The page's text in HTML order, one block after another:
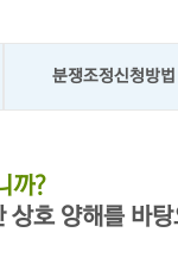
분쟁조정신청방법
까?
상호 양해를 바